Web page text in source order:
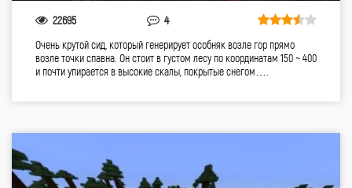
22695 4
Очень крутой сид, который генерирует особняк возле гор прямо
возле точки спавна. Он стоит в густом лесу по координатам 150 ~ 400
и почти упирается в высокие скалы, покрытые снегом….